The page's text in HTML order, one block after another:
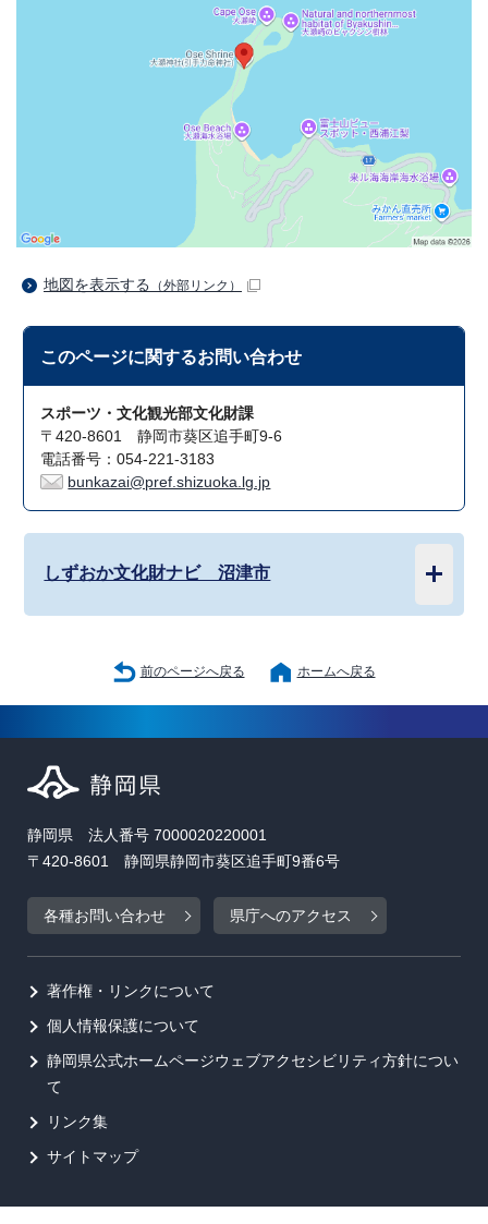
地図を表示する （外部リンク）
このページに関するお問い合わせ
スポーツ・文化観光部文化財課
〒420-8601 静岡市葵区追手町9-6
電話番号：054-221-3183
bunkazai@pref.shizuoka.lg.jp
しずおか文化財ナビ 沼津市
前のページへ戻る ホームへ戻る
静岡県 法人番号 7000020220001
〒420-8601 静岡県静岡市葵区追手町9番6号
各種お問い合わせ 県庁へのアクセス
著作権・リンクについて
個人情報保護について
静岡県公式ホームページウェブアクセシビリティ方針につい
て
リンク集
サイトマップ